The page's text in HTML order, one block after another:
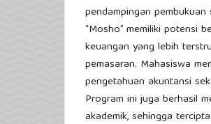
pendampingan
“Mosho” memiliki potensi
keuangan yang lebih
pemasaran. Mahasiswa
pengetahuan akuntansi
Program ini juga berhasil
akademik, sehingga